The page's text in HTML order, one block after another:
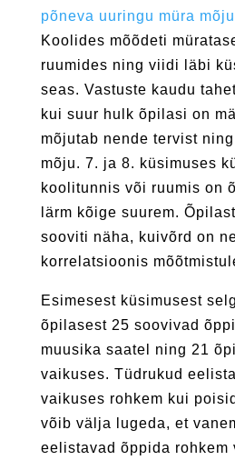
põneva uuringu müra
Koolides mõõdeti
ruumides ning viidi läbi
seas. Vastuste kaudu
kui suur hulk õpilasi on
mõjutab nende tervist
mõju. 7. ja 8. küsimuses
koolitunnis või ruumis on
lärm kõige suurem.
sooviti näha, kuivõrd on
korrelatsioonis
Esimesest küsimusest
õpilasest 25 soovivad
muusika saatel ning 21
vaikuses. Tüdrukud
vaikuses rohkem kui
võib välja lugeda, et
eelistavad õppida rohkem